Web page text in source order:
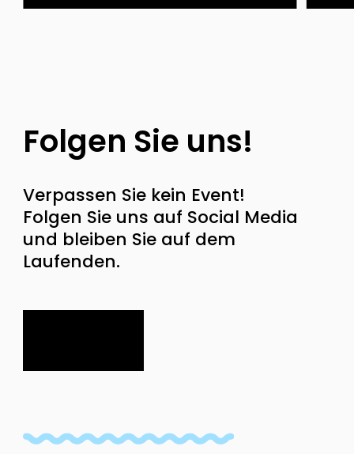
Folgen Sie uns!
Verpassen Sie kein Event!
Folgen Sie uns auf Social Media
und bleiben Sie auf dem
Laufenden.